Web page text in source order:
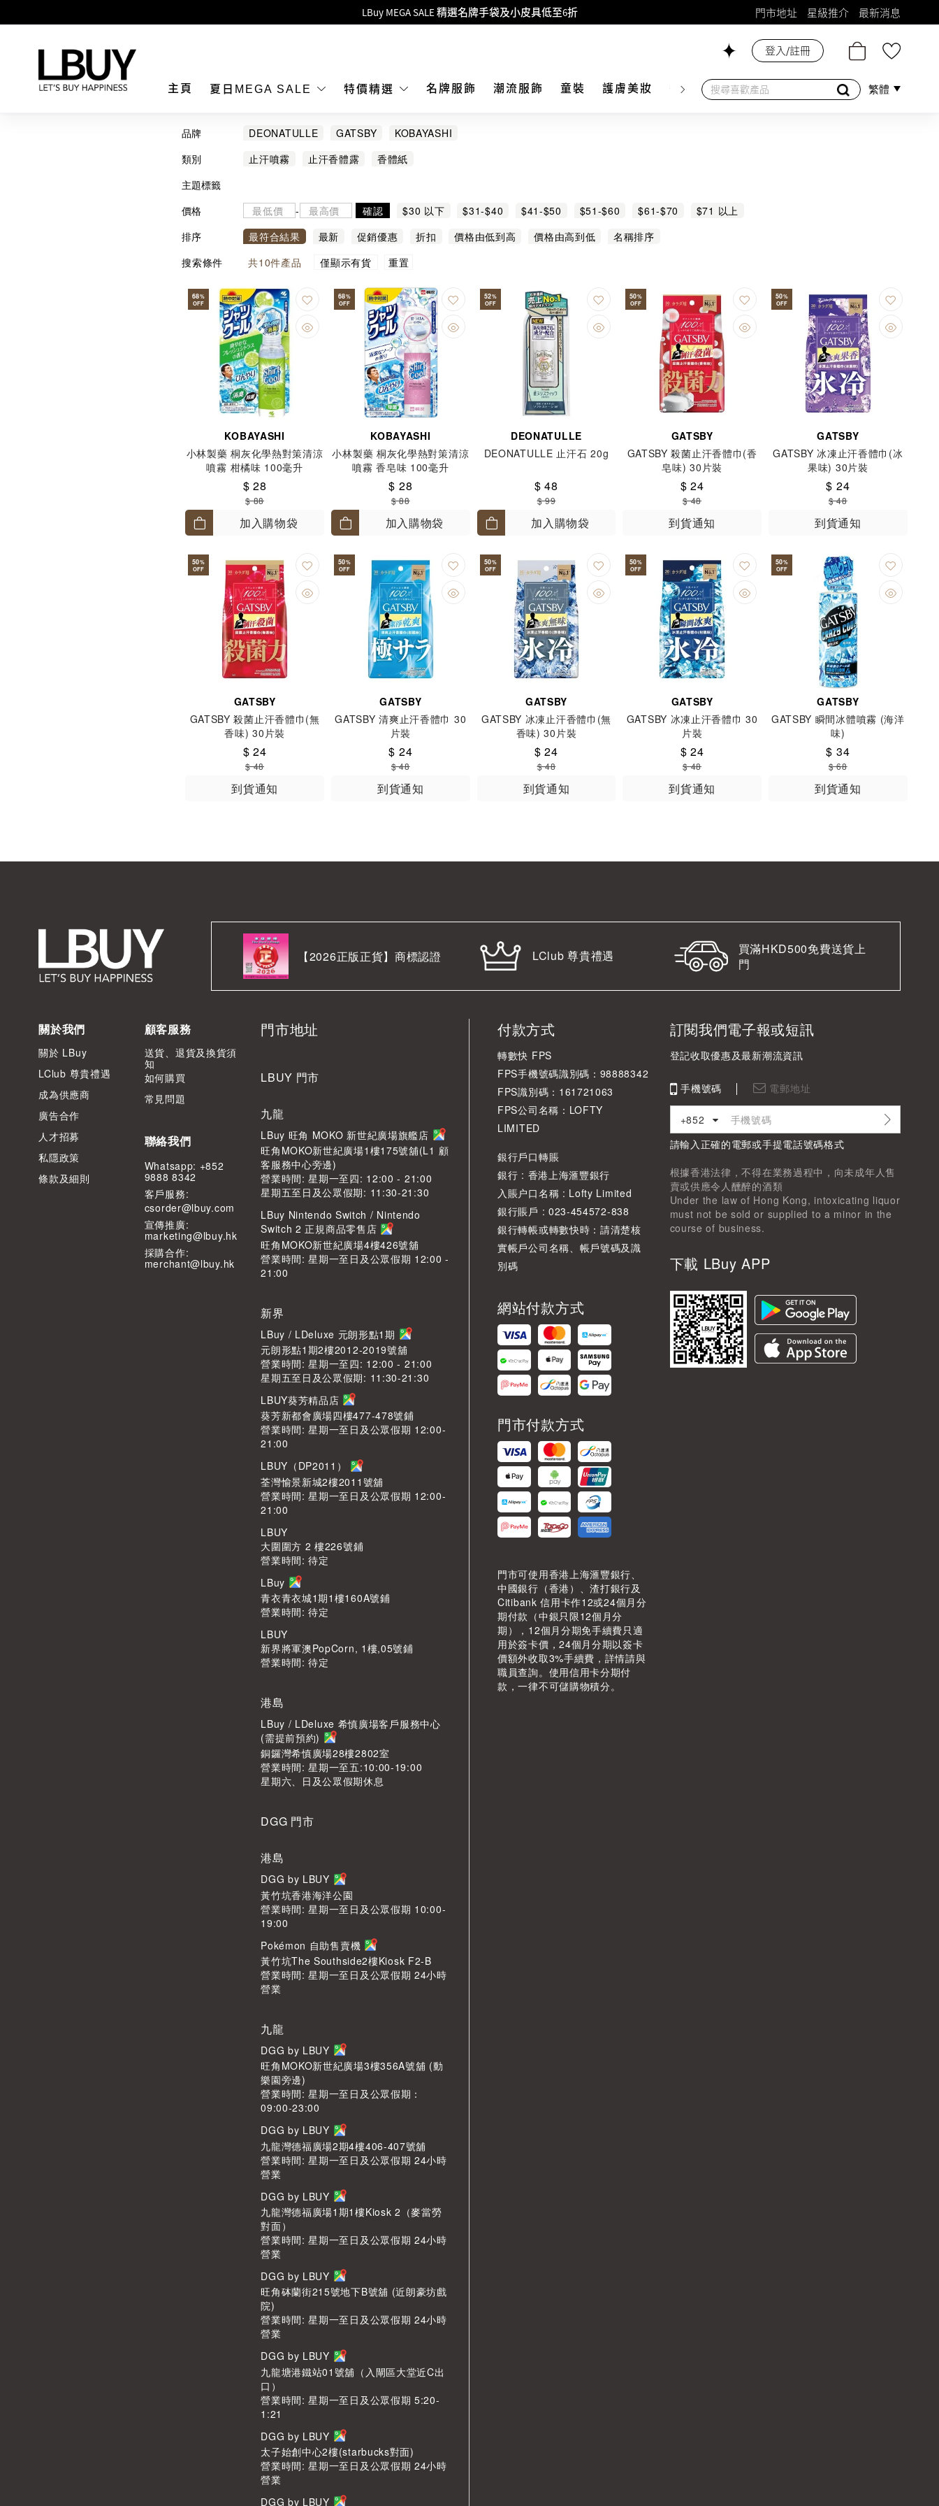
Goyard Hobo / Hobo Mini人氣限量特別版限時原價低至75折!
MOKO 1樓175號鋪旗艦店特設名牌Hermès、CHANEL及LV專區！
購物滿HKD500即享免運費！
LBuy獲香港知識產權署頒發2026《正版正貨承諾》商標
門市地址 星級推介 最新消息
主頁 夏日MEGA SALE 特價精選 名牌服飾 潮流服飾 童裝 護膚美妝 香水香薰 個人護理 母嬰護理 遊戲及精品
登入/註冊
繁體
品牌 DEONATULLE GATSBY
KOBAYASHI
類別
止汗噴霧 止汗香體露
香體紙
主題標籤
價格
- 確認 $30 以下 $31-$40 $41-$50 $51-$60 $61-$70
$71 以上
排序
最符合結果 最新 促銷優惠 折扣 價格由低到高 價格由高到低
名稱排序
搜索條件
共10件產品 僅顯示有貨 重置
68%
OFF
KOBAYASHI
小林製藥 桐灰化學熱對策清涼
噴霧 柑橘味 100毫升
$ 28
$ 88
加入購物袋
68%
OFF
KOBAYASHI
小林製藥 桐灰化學熱對策清涼
噴霧 香皂味 100毫升
$ 28
$ 88
加入購物袋
52%
OFF
DEONATULLE
DEONATULLE 止汗石 20g
$ 48
$ 99
加入購物袋
50%
OFF
GATSBY
GATSBY 殺菌止汗香體巾(香
皂味) 30片裝
$ 24
$ 48
到貨通知
50%
OFF
GATSBY
GATSBY 冰凍止汗香體巾(冰
果味) 30片裝
$ 24
$ 48
到貨通知
50%
OFF
GATSBY
GATSBY 殺菌止汗香體巾(無
香味) 30片裝
$ 24
$ 48
到貨通知
50%
OFF
GATSBY
GATSBY 清爽止汗香體巾 30
片裝
$ 24
$ 48
到貨通知
50%
OFF
GATSBY
GATSBY 冰凍止汗香體巾(無
香味) 30片裝
$ 24
$ 48
到貨通知
50%
OFF
GATSBY
GATSBY 冰凍止汗香體巾 30
片裝
$ 24
$ 48
到貨通知
50%
OFF
GATSBY
GATSBY 瞬間冰體噴霧 (海洋
味)
$ 34
$ 68
到貨通知
【2026正版正貨】商標認證 LClub 尊貴禮遇
買滿HKD500免費送貨上
門
關於我們
關於 LBuy
LClub 尊貴禮遇
成為供應商
廣告合作
人才招募
私隱政策
條款及細則
顧客服務
送貨、退貨及換貨須
知
如何購買
常見問題
聯絡我們
Whatsapp: +852
9888 8342
客⼾服務:
csorder@lbuy.com
宣傳推廣:
marketing@lbuy.hk
採購合作:
merchant@lbuy.hk
門市地址
LBUY 門市
九龍
LBuy 旺角 MOKO 新世紀廣場旗艦店
旺角MOKO新世紀廣場1樓175號舖(L1 顧
客服務中心旁邊)
營業時間: 星期一至四: 12:00 - 21:00
星期五至日及公眾假期: 11:30-21:30
LBuy Nintendo Switch / Nintendo
Switch 2 正規商品零售店
旺角MOKO新世紀廣場4樓426號舖
營業時間: 星期一至日及公眾假期 12:00 -
21:00
新界
LBuy / LDeluxe 元朗形點1期
元朗形點1期2樓2012-2019號舖
營業時間: 星期一至四: 12:00 - 21:00
星期五至日及公眾假期: 11:30-21:30
LBUY葵芳精品店
葵芳新都會廣場四樓477-478號鋪
營業時間: 星期一至日及公眾假期 12:00-
21:00
LBUY（DP2011）
荃灣愉景新城2樓2011號舖
營業時間: 星期一至日及公眾假期 12:00-
21:00
LBUY
大圍圍方 2 樓226號鋪
營業時間: 待定
LBuy
青衣青衣城1期1樓160A號鋪
營業時間: 待定
LBUY
新界將軍澳PopCorn, 1樓,05號鋪
營業時間: 待定
港島
LBuy / LDeluxe 希慎廣場客戶服務中心
(需提前預約)
銅鑼灣希慎廣場28樓2802室
營業時間: 星期一至五:10:00-19:00
星期六、日及公眾假期休息
DGG 門市
港島
DGG by LBUY
黃竹坑香港海洋公園
營業時間: 星期一至日及公眾假期 10:00-
19:00
Pokémon 自助售賣機
黃竹坑The Southside2樓Kiosk F2-B
營業時間: 星期一至日及公眾假期 24小時
營業
九龍
DGG by LBUY
旺角MOKO新世紀廣場3樓356A號舖 (動
樂園旁邊)
營業時間: 星期一至日及公眾假期：
09:00-23:00
DGG by LBUY
九龍灣德福廣場2期4樓406-407號舖
營業時間: 星期一至日及公眾假期 24小時
營業
DGG by LBUY
九龍灣德福廣場1期1樓Kiosk 2（麥當勞
對面）
營業時間: 星期一至日及公眾假期 24小時
營業
DGG by LBUY
旺角砵蘭街215號地下B號舖 (近朗豪坊戲
院)
營業時間: 星期一至日及公眾假期 24小時
營業
DGG by LBUY
九龍塘港鐵站01號舖（入閘區大堂近C出
口）
營業時間: 星期一至日及公眾假期 5:20-
1:21
DGG by LBUY
太子始創中心2樓(starbucks對面)
營業時間: 星期一至日及公眾假期 24小時
營業
DGG by LBUY
付款方式
轉數快 FPS
FPS手機號碼識別碼：98888342
FPS識別碼：161721063
FPS公司名稱：LOFTY
LIMITED
銀行戶口轉賬
銀行 : 香港上海滙豐銀行
入賬户口名稱 : Lofty Limited
銀行賬戶 : 023-454572-838
銀行轉帳或轉數快時：請清楚核
實帳戶公司名稱、帳戶號碼及識
別碼
網站付款方式
門市付款方式
門市可使用香港上海滙豐銀行、
中國銀行（香港）、渣打銀行及
Citibank 信用卡作12或24個月分
期付款（中銀只限12個月分
期），12個月分期免手續費只適
用於簽卡價，24個月分期以簽卡
價額外收取3%手續費，詳情請與
職員查詢。使用信用卡分期付
款，一律不可儲購物積分。
訂閱我們電子報或短訊
登記收取優惠及最新潮流資訊
手機號碼 電郵地址
+852
請輸入正確的電郵或手提電話號碼格式
根據香港法律，不得在業務過程中，向未成年人售
賣或供應令人醺醉的酒類
Under the law of Hong Kong, intoxicating liquor
must not be sold or supplied to a minor in the
course of business.
下載 LBuy APP